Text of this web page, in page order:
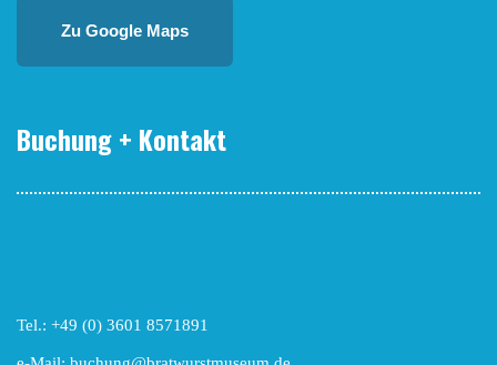
Zu Google Maps
Buchung + Kontakt
Tel.: +49 (0) 3601 8571891